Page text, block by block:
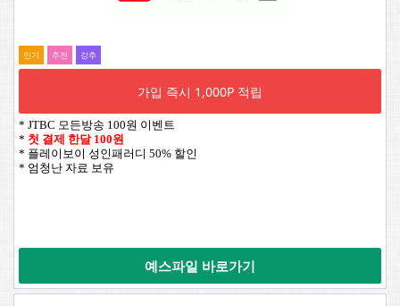
인기 추전 강추
가입 즉시 1,000P 적립
* JTBC 모든방송 100원 이벤트
* 첫 결제 한달 100원
* 플레이보이 성인패러디 50% 할인
* 엄청난 자료 보유
예스파일 바로가기